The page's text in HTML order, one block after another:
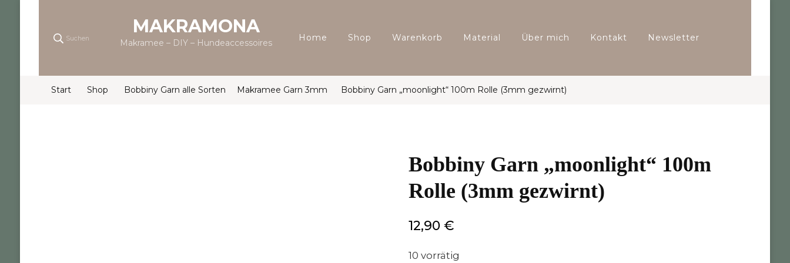
Suchen
MAKRAMONA
Makramee – DIY – Hundeaccessoires Home Shop Warenkorb Material Über mich Kontakt Newsletter
Start Shop Bobbiny Garn alle Sorten Makramee Garn 3mm Bobbiny Garn „moonlight“ 100m Rolle (3mm gezwirnt)
Bobbiny Garn „moonlight“ 100m
Rolle (3mm gezwirnt)
12,90€
10 vorrätig